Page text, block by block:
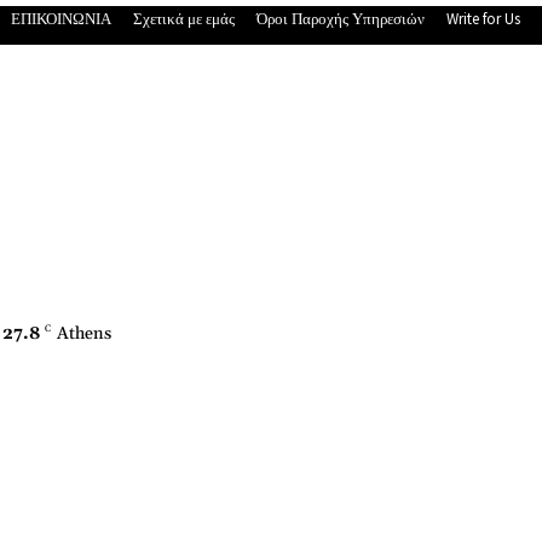
ΕΠΙΚΟΙΝΩΝΙΑ Σχετικά με εμάς Όροι Παροχής Υπηρεσιών Write for Us
27.8 C Athens